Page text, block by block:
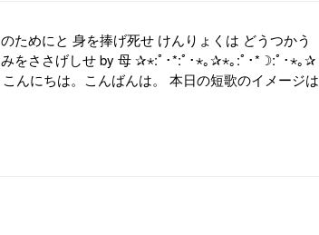
ためにと 身を捧げ死せ けんりょくは どうつかう
をささげしせ by 母 ✰⋆:ﾟ･*:ﾟ･⋆｡✰⋆｡:ﾟ･*☽:ﾟ･⋆｡✰
にちは。こんばんは。 本日の短歌のイメージは